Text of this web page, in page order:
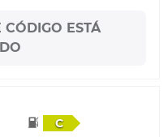
CÓDIGO ESTÁ
C